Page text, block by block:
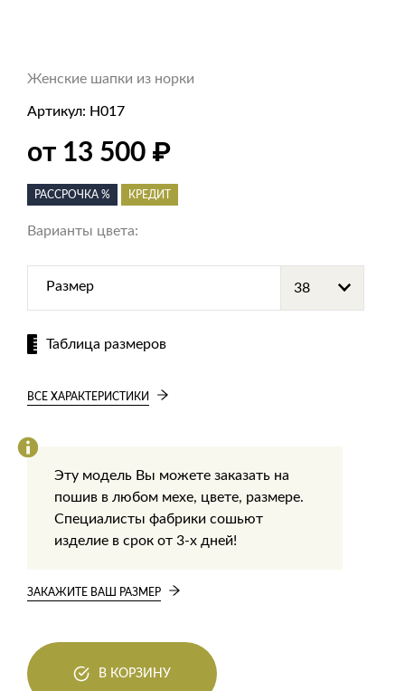
Женские шапки из норки
Артикул: Н017
от 13 500 ₽
РАССРОЧКА % КРЕДИТ
Варианты цвета:
Размер
Таблица размеров
ВСЕ ХАРАКТЕРИСТИКИ
Эту модель Вы можете заказать на
пошив в любом мехе, цвете, размере.
Специалисты фабрики сошьют
изделие в срок от 3-х дней!
ЗАКАЖИТЕ ВАШ РАЗМЕР
В КОРЗИНУ